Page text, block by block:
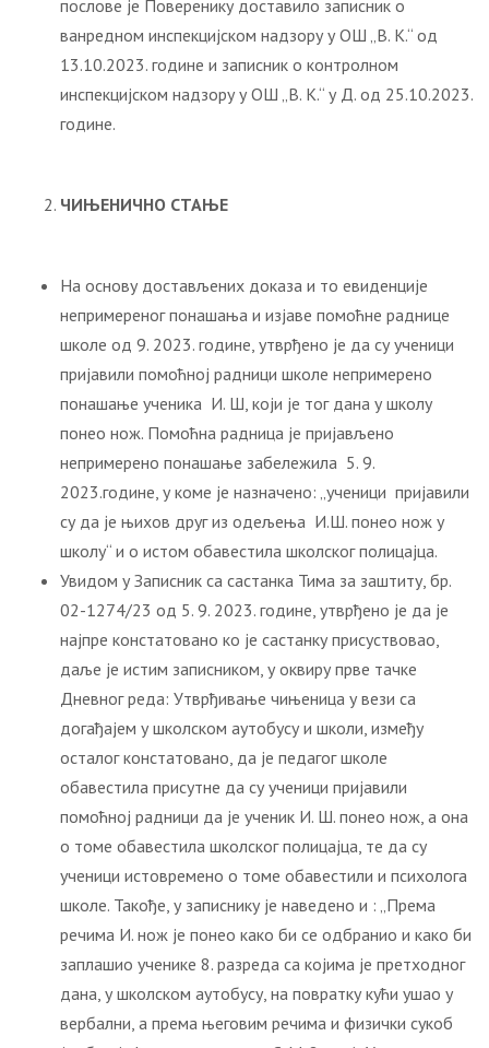
послове је Поверенику доставило записник о
ванредном инспекцијском надзору у ОШ „В. К.“ од
13.10.2023. године и записник о контролном
инспекцијском надзору у ОШ „В. К.“ у Д. од 25.10.2023.
године.
ЧИЊЕНИЧНО СТАЊЕ
На основу достављених доказа и то евиденције
непримереног понашања и изјаве помоћне раднице
школе од 9. 2023. године, утврђено је да су ученици
пријавили помоћној радници школе непримерено
понашање ученика И. Ш, који је тог дана у школу
понео нож. Помоћна радница је пријављено
непримерено понашање забележила 5. 9.
2023.године, у коме је назначено: „ученици пријавили
су да је њихов друг из одељења И.Ш. понео нож у
школу“ и о истом обавестила школског полицајца.
Увидом у Записник са састанка Тима за заштиту, бр.
02-1274/23 од 5. 9. 2023. године, утврђено је да је
најпре констатовано ко је састанку присуствовао,
даље је истим записником, у оквиру прве тачке
Дневног реда: Утврђивање чињеница у вези са
догађајем у школском аутобусу и школи, између
осталог констатовано, да је педагог школе
обавестила присутне да су ученици пријавили
помоћној радници да је ученик И. Ш. понео нож, a она
о томе обавестила школског полицајца, те да су
ученици истовремено о томе обавестили и психолога
школе. Такође, у записнику је наведено и : „Према
речима И. нож је понео како би се одбранио и како би
заплашио ученике 8. разреда са којима је претходног
дана, у школском аутобусу, на повратку кући ушао у
вербални, а према његовим речима и физички сукоб